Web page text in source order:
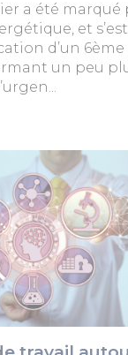
a été marqué
et
d’un
un peu